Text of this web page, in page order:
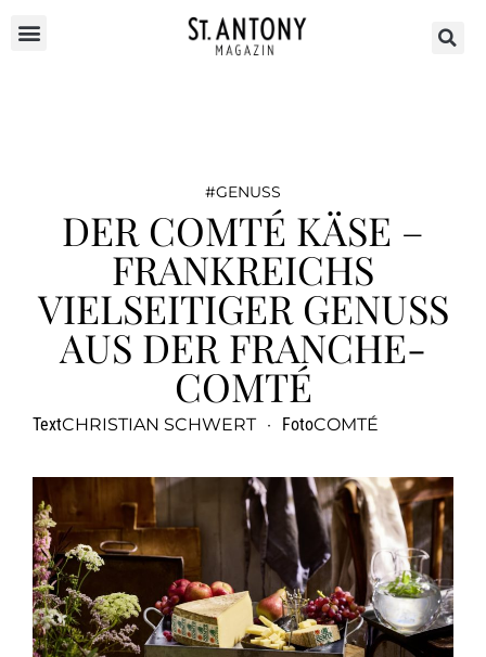
GENUSS
DER COMTÉ KÄSE –
FRANKREICHS
VIELSEITIGER GENUSS
AUS DER FRANCHE-
COMTÉ
TextCHRISTIAN SCHWERT · FotoCOMTÉ